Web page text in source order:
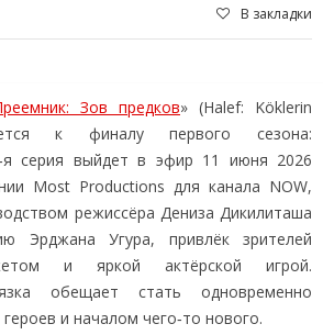
В закладки
Зов предков» (Halef: Köklerin
к финалу первого сезона:
серия выйдет в эфир 11 июня 2026
Most Productions для канала NOW,
режиссёра Дениза Дикилиташа
Эрджана Угура, привлёк зрителей
и яркой актёрской игрой.
обещает стать одновременно
и началом чего‑то нового.